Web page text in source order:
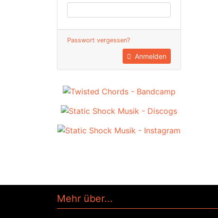
Passwort vergessen?
Anmelden
Mehr über...